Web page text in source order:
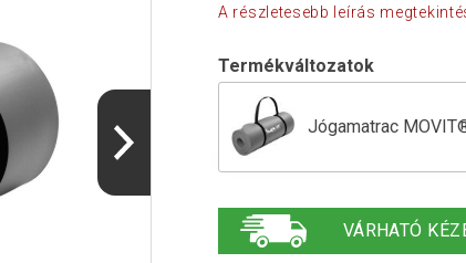
A részletesebb leírás
Termékváltozatok
Jógamatrac
VÁRHATÓ